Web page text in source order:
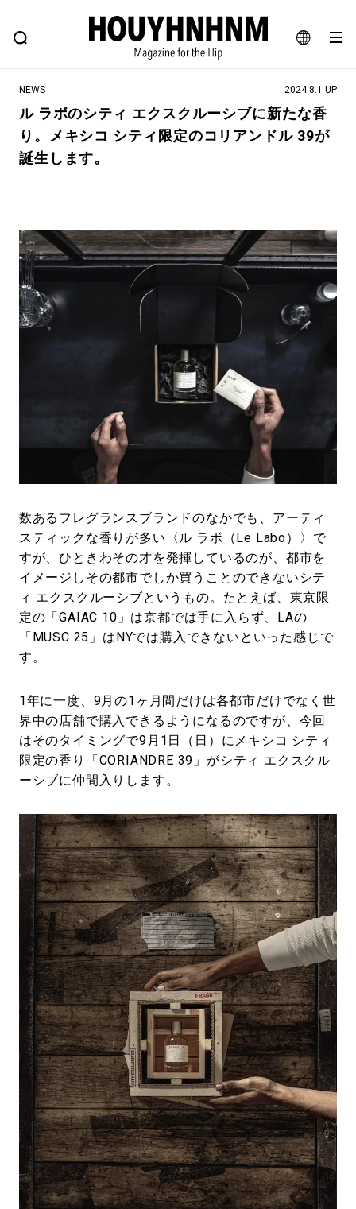
JA
EN
FEATURE BLOG SNAP
ヒップなファッション、カルチャー、ライフスタイルWEBマガジン
#注目のタグ
#NEW VINTAGE #マイナーグッド図鑑
#路地裏てぃーん。 #MONTHLY JOURNAL
#フイナムのYouTube
#Commune H #FOCUS IT #AH.H
#ととけん #FASHION
#SNEAKER
#HANDSOME HANDBOOK
NEWS 2024.8.1 UP
ル ラボのシティ エクスクルーシブに新たな香
り。メキシコ シティ限定のコリアンドル 39が
誕生します。
数あるフレグランスブランドのなかでも、アーティ
スティックな香りが多い〈ル ラボ（Le Labo）〉で
すが、ひときわその才を発揮しているのが、都市を
イメージしその都市でしか買うことのできないシテ
ィ エクスクルーシブというもの。たとえば、東京限
定の「GAIAC 10」は京都では手に入らず、LAの
「MUSC 25」はNYでは購入できないといった感じで
す。
1年に一度、9月の1ヶ月間だけは各都市だけでなく世
界中の店舗で購入できるようになるのですが、今回
はそのタイミングで9月1日（日）にメキシコ シティ
限定の香り「CORIANDRE 39」がシティ エクスクル
ーシブに仲間入りします。